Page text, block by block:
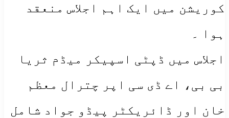
کوریشن میں ایک اہم اجلاس منعقد
ہوا ۔
اجلاس میں ڈپٹی اسپیکر میڈم ثریا
بی بی، اے ڈی سی اپر چترال معظم
خان اور ڈائریکٹر پیڈو جواد شامل